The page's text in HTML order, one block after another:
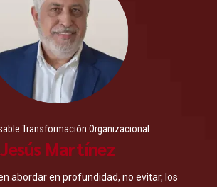
Transformación Organizacional
Jesús Martínez
abordar en profundidad, no evitar, los